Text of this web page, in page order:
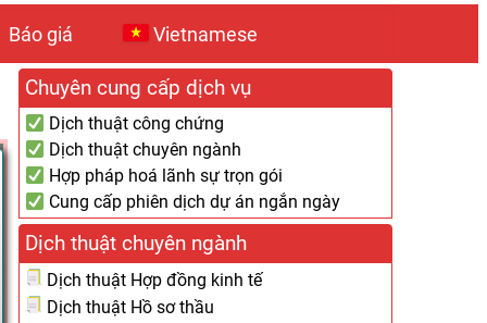
Báo giá Vietnamese
Chuyên cung cấp dịch vụ
Dịch thuật công chứng
Dịch thuật chuyên ngành
Hợp pháp hoá lãnh sự trọn gói
Cung cấp phiên dịch dự án ngắn ngày
Dịch thuật chuyên ngành
Dịch thuật Hợp đồng kinh tế
Dịch thuật Hồ sơ thầu